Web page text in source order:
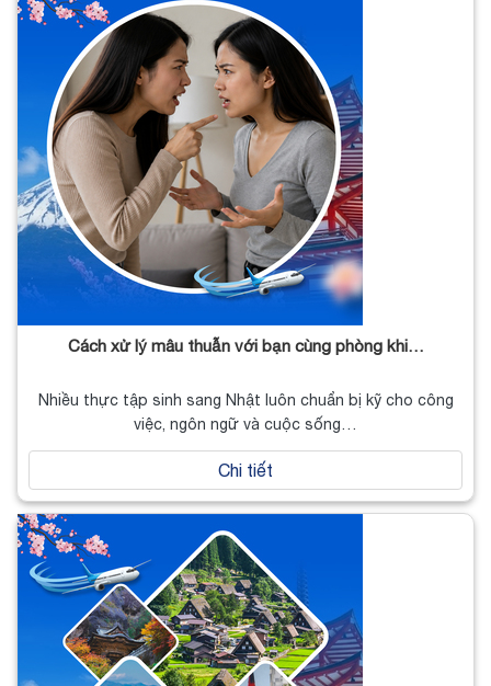
Cách xử lý mâu thuẫn với bạn cùng phòng khi…
Nhiều thực tập sinh sang Nhật luôn chuẩn bị kỹ cho công
việc, ngôn ngữ và cuộc sống…
Chi tiết